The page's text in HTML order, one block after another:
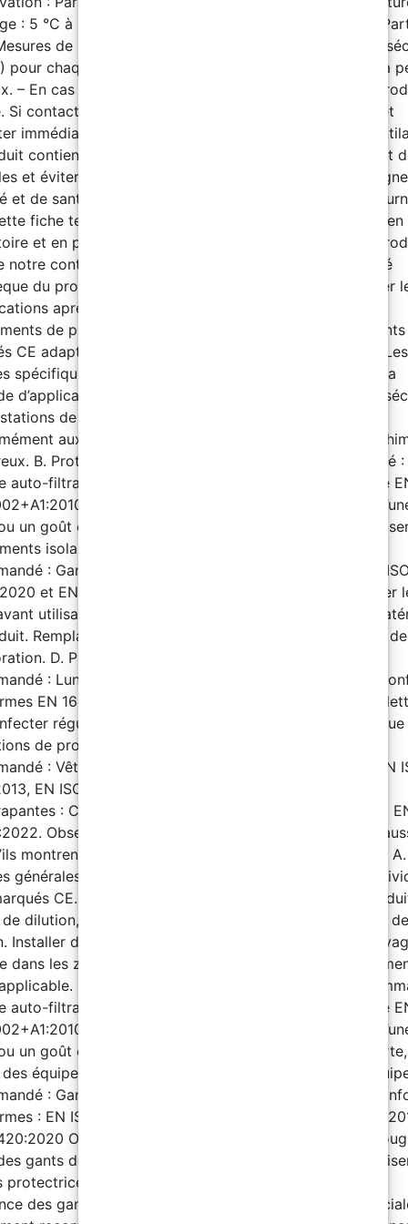
: 5 °C à 35 °C Conditionnement – Partie A : 20 kg –
de sécurité Téléchargez la fiche de données de
pour chaque étape du cycle. – Éviter le contact avec la
– En cas de contact avec la peau, nettoyer avec un
Si contact avec les yeux, rincer abondamment à l’eau et
immédiatement un médecin. – Assurer une bonne
contient des substances combustibles. Tenir à l’écart
et éviter de fumer à proximité. – Respecter les
et de santé sur le site. Déclaration Les informations
fiche technique sont basées sur nos connaissances en
et en pratique. Cependant, comme l’utilisation du
notre contrôle, nous garantissons uniquement la qualité
du produit. Nous nous réservons le droit de modifier
après notification préalable. Composant A A.
de protection individuelle : Utiliser des équipements
CE adaptés à la manipulation de produits chimiques. Les
spécifiques peuvent varier selon le degré de dilution, la
d’application ou l’utilisation. Installer des douches de
de lavage oculaire dans les zones de stockage,
aux réglementations locales pour les produits
B. Protection respiratoire : Équipement recommandé :
auto-filtrant pour gaz et vapeurs, conforme à la norme
Observation : Remplacer le masque dès
un goût est perçu. En l’absence de signal d’alerte,
isolants. C. Protection des mains : Équipement
: Gants de protection conformes aux normes EN
et EN ISO 374-1:2016+A1:2018. Observation : Tester
utilisation car la résistance peut varier selon les
Remplacer les gants dès qu’ils montrent des signes de
D. Protection oculaire et faciale : Équipement
: Lunettes panoramiques contre les projections,
EN 166:2002 et EN ISO 4007:2018. Observation :
régulièrement les lunettes. Utiliser en cas de risque
de produit. E. Protection du corps : Équipement
: Vêtements de travail : Conformes aux normes EN
EN ISO 13688:2013 et EN 464:1994. Chaussures
: Conformes aux normes EN ISO 20347:2022 et
Observation : Remplacer les vêtements ou les
montrent des signes de détérioration. Composant B A.
générales : Utiliser des équipements de protection
CE. Les recommandations sont adaptées au
dilution, ajuster les mesures selon l’usage et le degré de
Installer des douches de sécurité et des stations de
dans les zones de stockage, conformément à la
B. Protection respiratoire : Équipement
auto-filtrant pour gaz et vapeurs, conforme à la norme
Observation : Remplacer le masque dès
un goût est détecté. En cas d’absence de signal d’alerte,
équipements isolants. C. Protection des mains :
: Gants non jetables pour protection chimique,
: EN ISO 374-1:2016+A1:2018 EN 16523-
Observation : Le temps de passage
gants doit dépasser la durée d’utilisation. Ne pas
protectrices après un contact avec le produit. Tester la
des gants avant emploi. D. Protection oculaire et